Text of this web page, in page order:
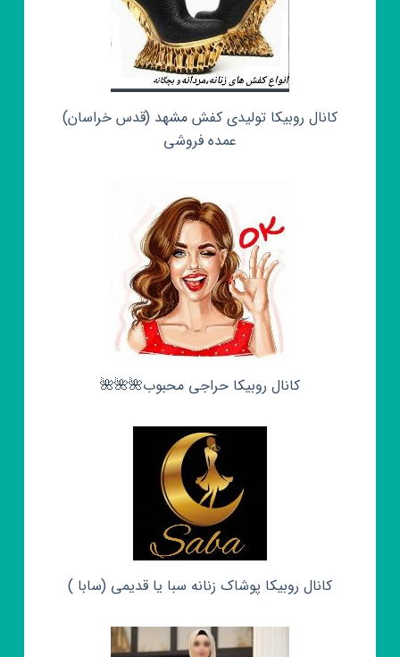
کانال روبیکا تولیدی کفش مشهد (قدس خراسان)
عمده فروشی
کانال روبیکا حراجی محبوب🌺🌺🌺
کانال روبیکا پوشاک زنانه سبا یا قدیمی (سابا )